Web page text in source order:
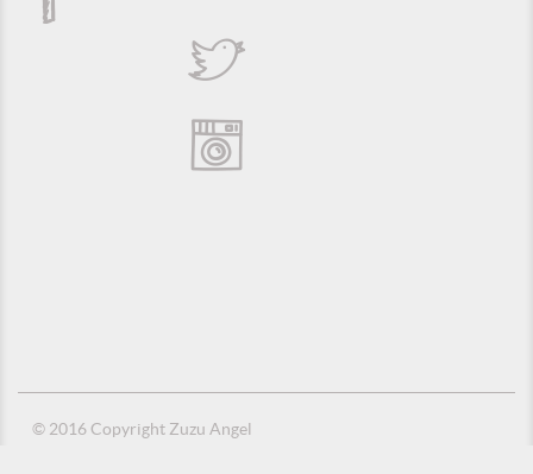
© 2016 Copyright Zuzu Angel